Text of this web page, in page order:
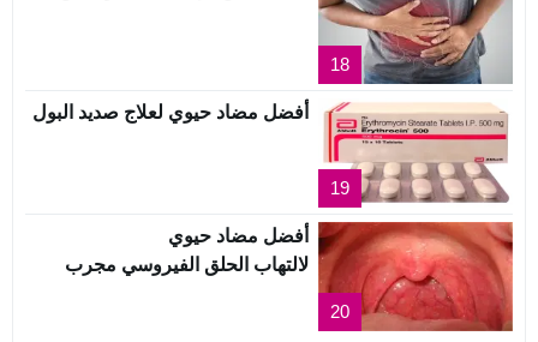
18
19
أفضل مضاد حيوي لعلاج صديد البول
20
أفضل مضاد حيوي
لالتهاب الحلق الفيروسي مجرب